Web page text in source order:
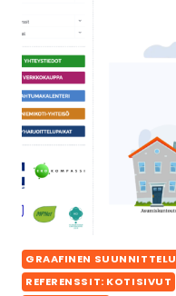
GRAAFINEN SUUNNITTELU
REFERENSSIT: KOTISIVUT